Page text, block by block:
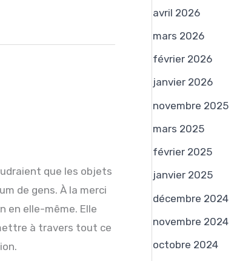
que les objets
de gens. À la merci
en elle-même. Elle
à travers tout ce
e
r
:
avril 2026
mars 2026
février 2026
janvier 2026
novembre 2025
mars 2025
février 2025
janvier 2025
décembre 2024
novembre 2024
octobre 2024